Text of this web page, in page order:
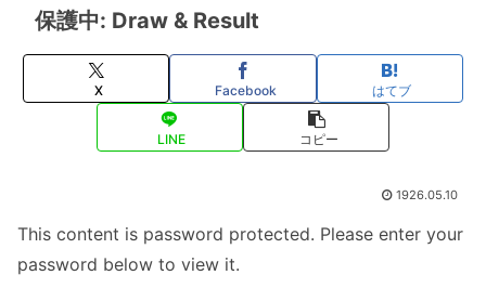
保護中: Draw & Result
X Facebook はてブ
LINE コピー
1926.05.10
This content is password protected. Please enter your
password below to view it.